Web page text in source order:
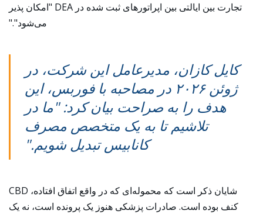
تجارت بین ایالتی بین اپراتورهای ثبت شده در DEA "امکان پذیر
می‌شود"."
کایل کازان، مدیرعامل این شرکت، در
ژوئن ۲۰۲۶ در مصاحبه با فوربس، این
هدف را به صراحت بیان کرد: "ما در
تلاشیم تا به یک متخصص مصرف
کانابیس تبدیل شویم."
شایان ذکر است که محموله‌ای که در واقع اتفاق افتاده، CBD
کنف بوده است. صادرات پزشکی هنوز یک پرونده است، نه یک